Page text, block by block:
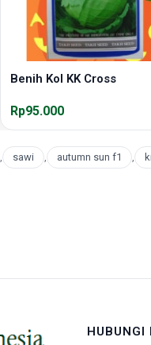
Benih Kol KK Cross
Rp95.000
, sawi , autumn sun f1 ,
HUBUNGI